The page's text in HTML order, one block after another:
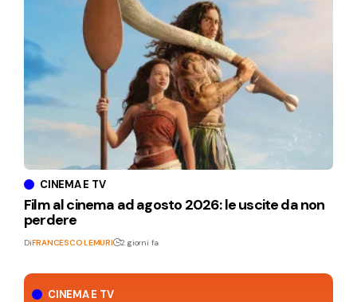
CINEMA E TV
CINEMA E TV
Film al cinema ad agosto 2026: le uscite da non
perdere
DiFRANCESCO LEMURI 2 giorni fa